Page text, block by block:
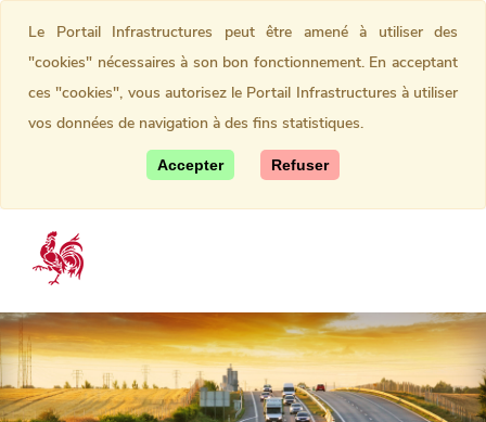
Le Portail Infrastructures peut être amené à utiliser des
"cookies" nécessaires à son bon fonctionnement. En acceptant
ces "cookies", vous autorisez le Portail Infrastructures à utiliser
vos données de navigation à des fins statistiques.
Accepter Refuser